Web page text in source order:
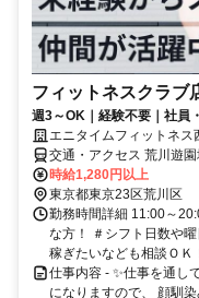
フィットネスクラブ
週3～OK｜経験不要｜社員
エニタイムフィットネス
交通・アクセス 荒川遊
（JR上野東京ライン）よ
時給1,280円以上
東京都東京23区荒川区
勤務時間詳細 11:00～
な方！ ＃シフト日数や
稼ぎたいなども相談ＯＫ
仕事内容 - ✨仕事を通し
になりますので、 顔馴